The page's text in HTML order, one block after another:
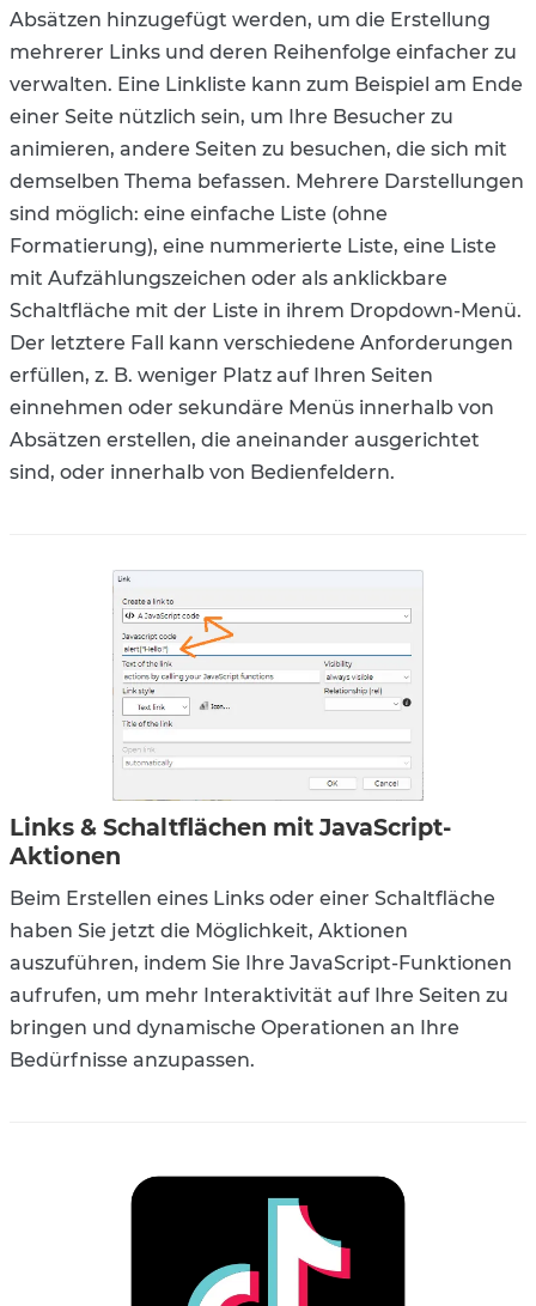
Absätzen hinzugefügt werden, um die Erstellung
mehrerer Links und deren Reihenfolge einfacher zu
verwalten. Eine Linkliste kann zum Beispiel am Ende
einer Seite nützlich sein, um Ihre Besucher zu
animieren, andere Seiten zu besuchen, die sich mit
demselben Thema befassen. Mehrere Darstellungen
sind möglich: eine einfache Liste (ohne
Formatierung), eine nummerierte Liste, eine Liste
mit Aufzählungszeichen oder als anklickbare
Schaltfläche mit der Liste in ihrem Dropdown-Menü.
Der letztere Fall kann verschiedene Anforderungen
erfüllen, z. B. weniger Platz auf Ihren Seiten
einnehmen oder sekundäre Menüs innerhalb von
Absätzen erstellen, die aneinander ausgerichtet
sind, oder innerhalb von Bedienfeldern.
Links & Schaltflächen mit JavaScript-
Aktionen
Beim Erstellen eines Links oder einer Schaltfläche
haben Sie jetzt die Möglichkeit, Aktionen
auszuführen, indem Sie Ihre JavaScript-Funktionen
aufrufen, um mehr Interaktivität auf Ihre Seiten zu
bringen und dynamische Operationen an Ihre
Bedürfnisse anzupassen.